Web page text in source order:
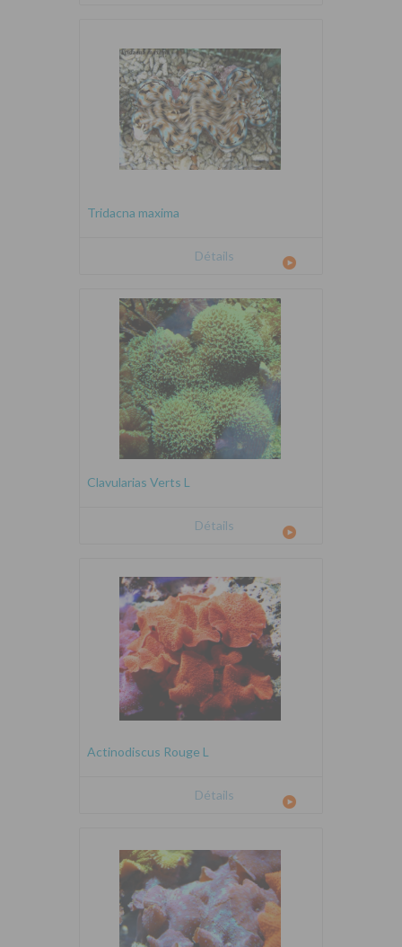
Tridacna maxima
Détails
Clavularias Verts L
Détails
Actinodiscus Rouge L
Détails